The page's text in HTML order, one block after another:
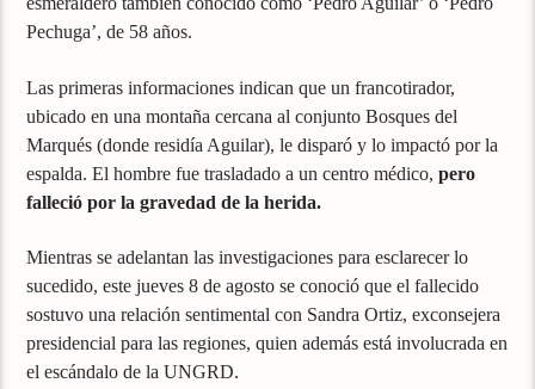
Pechuga’, de 58 años.
Las primeras informaciones indican que un francotirador,
ubicado en una montaña cercana al conjunto Bosques del
Marqués (donde residía Aguilar), le disparó y lo impactó por la
espalda. El hombre fue trasladado a un centro médico,pero
falleció por la gravedad de la herida.
Mientras se adelantan las investigaciones para esclarecer lo
sucedido, este jueves 8 de agosto se conoció que el fallecido
sostuvo una relación sentimental con Sandra Ortiz, exconsejera
presidencial para las regiones, quien además está involucrada en
el escándalo de la UNGRD.